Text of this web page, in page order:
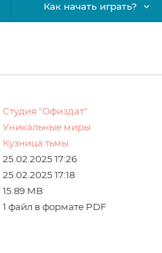
Как начать играть?
Студия "Офиздат"
Уникальные миры
Кузница тьмы
25.02.2025 17:26
25.02.2025 17:18
15.89 MB
1 файл в формате PDF